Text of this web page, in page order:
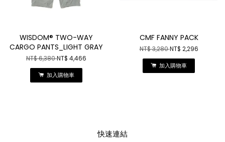
WISDOM® TWO-WAY
CARGO PANTS_LIGHT GRAY
NT$ 6,380NT$ 4,466
加入購物車
CMF FANNY PACK
NT$ 3,280NT$ 2,296
加入購物車
快速連結